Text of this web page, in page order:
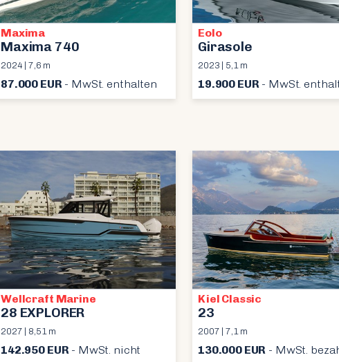
Maxima
Maxima 740
2024 | 7,6 m
87.000 EUR- MwSt. enthalten
Eolo
Girasole
2023 | 5,1 m
19.900 EUR- MwSt.
Wellcraft Marine
28 EXPLORER
2027 | 8,51 m
142.950 EUR- MwSt. nicht
Kiel Classic
23
2007 | 7,1 m
130.000 EUR - MwSt.